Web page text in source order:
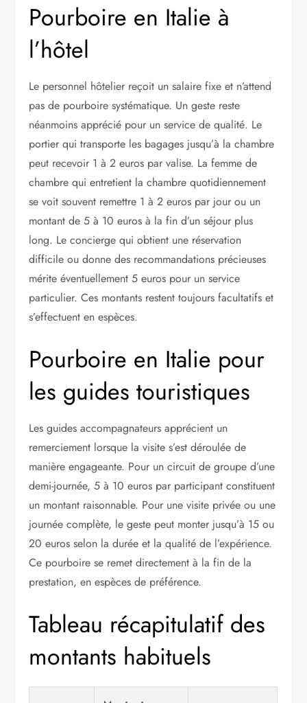
Pourboire en Italie à
l’hôtel
Le personnel hôtelier reçoit un salaire fixe et n’attend
pas de pourboire systématique. Un geste reste
néanmoins apprécié pour un service de qualité. Le
portier qui transporte les bagages jusqu’à la chambre
peut recevoir 1 à 2 euros par valise. La femme de
chambre qui entretient la chambre quotidiennement
se voit souvent remettre 1 à 2 euros par jour ou un
montant de 5 à 10 euros à la fin d’un séjour plus
long. Le concierge qui obtient une réservation
difficile ou donne des recommandations précieuses
mérite éventuellement 5 euros pour un service
particulier. Ces montants restent toujours facultatifs et
s’effectuent en espèces.
Pourboire en Italie pour
les guides touristiques
Les guides accompagnateurs apprécient un
remerciement lorsque la visite s’est déroulée de
manière engageante. Pour un circuit de groupe d’une
demi-journée, 5 à 10 euros par participant constituent
un montant raisonnable. Pour une visite privée ou une
journée complète, le geste peut monter jusqu’à 15 ou
20 euros selon la durée et la qualité de l’expérience.
Ce pourboire se remet directement à la fin de la
prestation, en espèces de préférence.
Tableau récapitulatif des
montants habituels